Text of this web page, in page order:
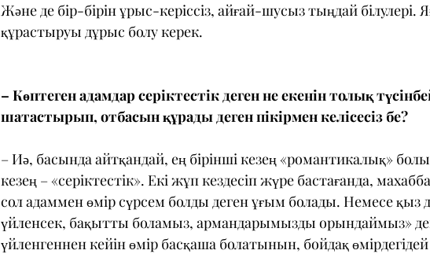
Және де бір-бірін ұрыс-керіссіз, айғай-шусыз тыңдай білулері.
құрастыруы дұрыс болу керек.
– Көптеген адамдар серіктестік деген не екенін толық
шатастырып, отбасын құрады деген пікірмен келісесіз бе?
– Иә, басында айтқандай, ең бірінші кезең «романтикалық»
кезең – «серіктестік». Екі жұп кездесіп жүре бастағанда,
сол адаммен өмір сүрсем болды деген ұғым болады. Немесе қыз
үйленсек, бақытты боламыз, армандарымызды орындаймыз»
үйленгеннен кейін өмір басқаша болатынын, бойдақ